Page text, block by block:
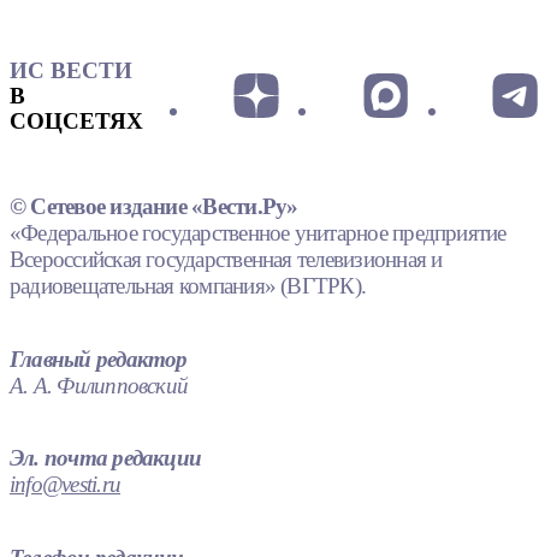
ИС ВЕСТИ
В
СОЦСЕТЯХ
© Сетевое издание «Вести.Ру»
«Федеральное государственное унитарное предприятие
Всероссийская государственная телевизионная и
радиовещательная компания» (ВГТРК).
Главный редактор
А. А. Филипповский
Эл. почта редакции
info@vesti.ru